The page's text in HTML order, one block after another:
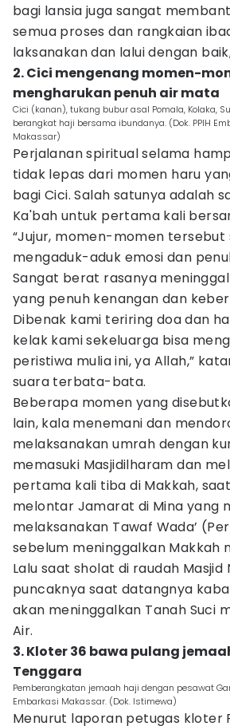
bagi lansia juga sangat
semua proses dan rangkaian
laksanakan dan lalui dengan
2. Cici mengenang momen-
mengharukan penuh air mata
Cici (kanan), tukang bubur asal Pomala, Kolaka,
berangkat haji bersama ibundanya. (Dok. PPIH
Makassar)
Perjalanan spiritual selama
tidak lepas dari momen haru
bagi Cici. Salah satunya adalah
Ka'bah untuk pertama kali
“Jujur, momen-momen tersebut
mengaduk-aduk emosi dan
Sangat berat rasanya
yang penuh kenangan dan
Dibenak kami teriring doa dan
kelak kami sekeluarga bisa
peristiwa mulia ini, ya Allah,”
suara terbata-bata.
Beberapa momen yang
lain, kala menemani dan
melaksanakan umrah dengan
memasuki Masjidilharam dan
pertama kali tiba di Makkah,
melontar Jamarat di Mina yang
melaksanakan Tawaf Wada’
sebelum meninggalkan Makkah
Lalu saat sholat di raudah Masjid
puncaknya saat datangnya
akan meninggalkan Tanah Suci
Air.
3. Kloter 36 bawa pulang
Tenggara
Pemberangkatan jemaah haji dengan pesawat
Embarkasi Makassar. (Dok. Istimewa)
Menurut laporan petugas kloter